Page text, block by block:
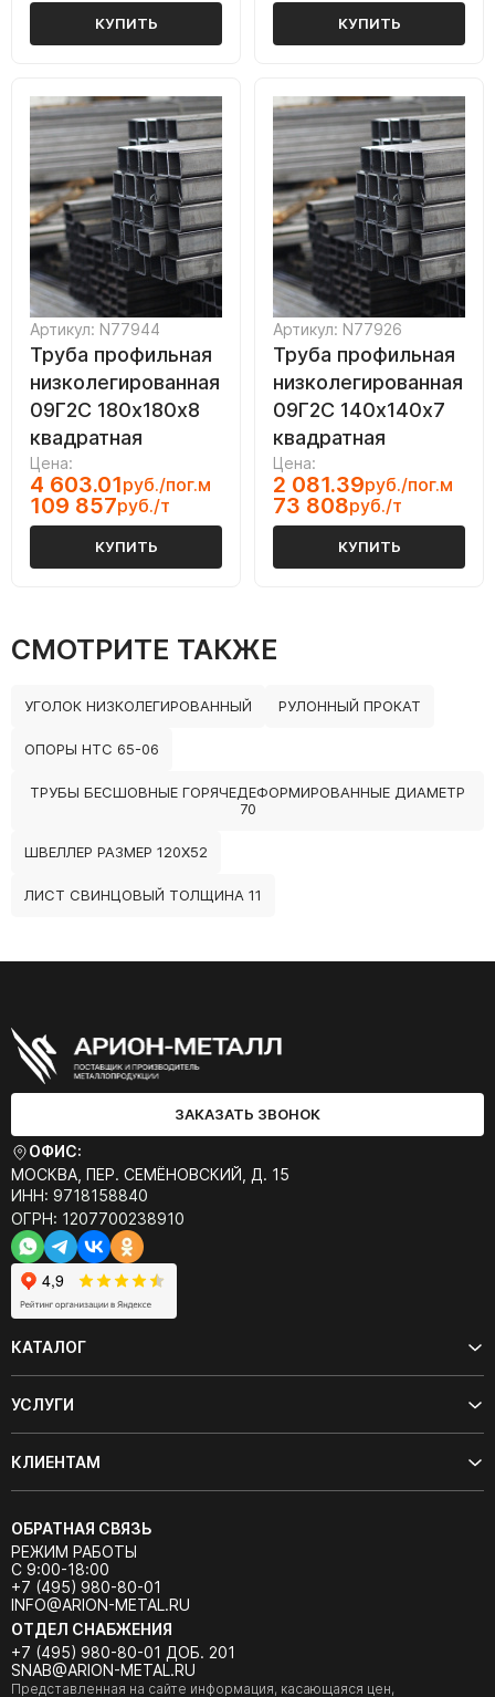
КУПИТЬ КУПИТЬ
Артикул: N77944
Труба профильная
низколегированная
09Г2С 180х180х8
квадратная
Цена:
4 603.01руб./пог.м
109 857руб./т
КУПИТЬ
Артикул: N77926
Труба профильная
низколегированная
09Г2С 140х140х7
квадратная
Цена:
2 081.39руб./пог.м
73 808руб./т
КУПИТЬ
СМОТРИТЕ ТАКЖЕ
УГОЛОК НИЗКОЛЕГИРОВАННЫЙ РУЛОННЫЙ ПРОКАТ
ОПОРЫ НТС 65-06
ТРУБЫ БЕСШОВНЫЕ ГОРЯЧЕДЕФОРМИРОВАННЫЕ ДИАМЕТР
70
ШВЕЛЛЕР РАЗМЕР 120Х52
ЛИСТ СВИНЦОВЫЙ ТОЛЩИНА 11
ЗАКАЗАТЬ ЗВОНОК
ОФИС:
МОСКВА, ПЕР. СЕМЁНОВСКИЙ, Д. 15
ИНН: 9718158840
ОГРН: 1207700238910
КАТАЛОГ
УСЛУГИ
КЛИЕНТАМ
ОБРАТНАЯ СВЯЗЬ
РЕЖИМ РАБОТЫ
С 9:00-18:00
+7 (495) 980-80-01
INFO@ARION-METAL.RU
ОТДЕЛ СНАБЖЕНИЯ
+7 (495) 980-80-01 ДОБ. 201
SNAB@ARION-METAL.RU
Представленная на сайте информация, касающаяся цен,